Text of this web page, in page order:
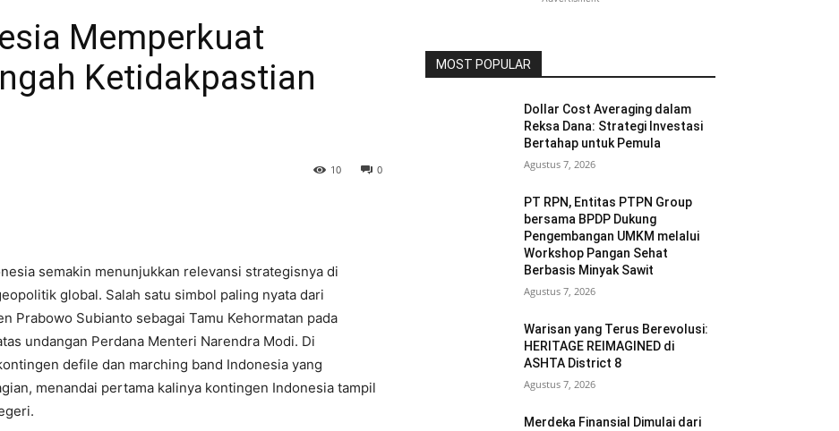
Memperkuat
Ketidakpastian
0
10
semakin menunjukkan relevansi strategisnya di
global. Salah satu simbol paling nyata dari
Prabowo Subianto sebagai Tamu Kehormatan pada
undangan Perdana Menteri Narendra Modi. Di
defile dan marching band Indonesia yang
menandai pertama kalinya kontingen Indonesia tampil
MOST POPULAR
Dollar Cost Averaging dalam
Reksa Dana: Strategi Investasi
Bertahap untuk Pemula
Agustus 7, 2026
PT RPN, Entitas PTPN Group
bersama BPDP Dukung
Pengembangan UMKM melalui
Workshop Pangan Sehat
Berbasis Minyak Sawit
Agustus 7, 2026
Warisan yang Terus Berevolusi:
HERITAGE REIMAGINED di
ASHTA District 8
Agustus 7, 2026
Merdeka Finansial Dimulai dari